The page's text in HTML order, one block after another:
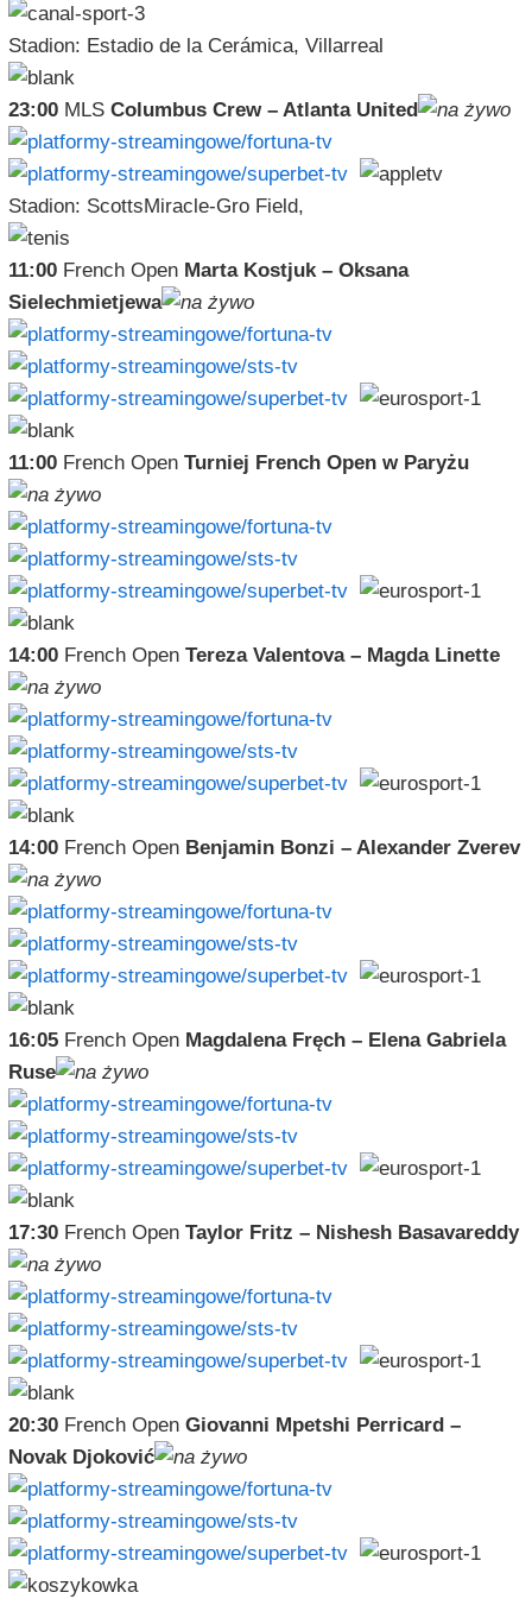
Stadion: Estadio de la Cerámica, Villarreal
23:00MLS Columbus Crew – Atlanta United
Stadion: ScottsMiracle-Gro Field,
11:00French Open Marta Kostjuk – Oksana
Sielechmietjewa
11:00French Open Turniej French Open w Paryżu
14:00French Open Tereza Valentova – Magda Linette
14:00French Open Benjamin Bonzi – Alexander Zverev
16:05French Open Magdalena Fręch – Elena Gabriela
Ruse
17:30French Open Taylor Fritz – Nishesh Basavareddy
20:30French Open Giovanni Mpetshi Perricard –
Novak Djoković